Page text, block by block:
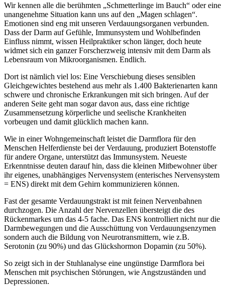
Wir kennen alle die berühmten „Schmetterlinge im Bauch“ oder eine
unangenehme Situation kann uns auf den „Magen schlagen“.
Emotionen sind eng mit unseren Verdauungsorganen verbunden.
Dass der Darm auf Gefühle, Immunsystem und Wohlbefinden
Einfluss nimmt, wissen Heilpraktiker schon länger, doch heute
widmet sich ein ganzer Forscherzweig intensiv mit dem Darm als
Lebensraum von Mikroorganismen. Endlich.
Dort ist nämlich viel los: Eine Verschiebung dieses sensiblen
Gleichgewichtes bestehend aus mehr als 1.400 Bakterienarten kann
schwere und chronische Erkrankungen mit sich bringen. Auf der
anderen Seite geht man sogar davon aus, dass eine richtige
Zusammensetzung körperliche und seelische Krankheiten
vorbeugen und damit glücklich machen kann.
Wie in einer Wohngemeinschaft leistet die Darmflora für den
Menschen Helferdienste bei der Verdauung, produziert Botenstoffe
für andere Organe, unterstützt das Immunsystem. Neueste
Erkenntnisse deuten darauf hin, dass die kleinen Mitbewohner über
ihr eigenes, unabhängiges Nervensystem (enterisches Nervensystem
= ENS) direkt mit dem Gehirn kommunizieren können.
Fast der gesamte Verdauungstrakt ist mit feinen Nervenbahnen
durchzogen. Die Anzahl der Nervenzellen übersteigt die des
Rückenmarkes um das 4-5 fache. Das ENS kontrolliert nicht nur die
Darmbewegungen und die Ausschüttung von Verdauungsenzymen
sondern auch die Bildung von Neurotransmittern, wie z.B.
Serotonin (zu 90%) und das Glückshormon Dopamin (zu 50%).
So zeigt sich in der Stuhlanalyse eine ungünstige Darmflora bei
Menschen mit psychischen Störungen, wie Angstzuständen und
Depressionen.